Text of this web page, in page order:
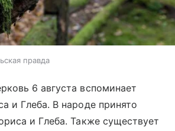
правда
6 августа вспоминает
и Глеба. В народе принято
и Глеба. Также существует